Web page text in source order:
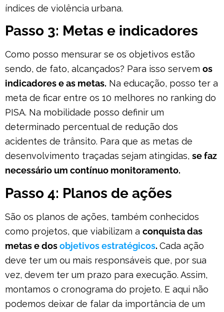
índices de violência urbana.
Passo 3: Metas e indicadores
Como posso mensurar se os objetivos estão
sendo, de fato, alcançados? Para isso servem os
indicadores e as metas. Na educação, posso ter a
meta de ficar entre os 10 melhores no ranking do
PISA. Na mobilidade posso definir um
determinado percentual de redução dos
acidentes de trânsito. Para que as metas de
desenvolvimento traçadas sejam atingidas, se faz
necessário um contínuo monitoramento.
Passo 4: Planos de ações
São os planos de ações, também conhecidos
como projetos, que viabilizam a conquista das
metas e dosobjetivos estratégicos. Cada ação
deve ter um ou mais responsáveis que, por sua
vez, devem ter um prazo para execução. Assim,
montamos o cronograma do projeto. E aqui não
podemos deixar de falar da importância de um